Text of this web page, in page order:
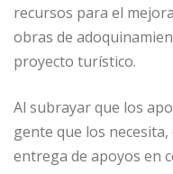
recursos para el
obras de
proyecto turístico.
Al subrayar que los
gente que los
entrega de apoyos en